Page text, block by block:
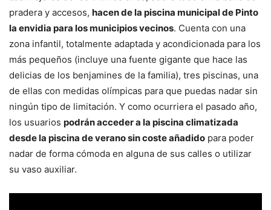
pradera y accesos, hacen de la piscina municipal de Pinto
la envidia para los municipios vecinos. Cuenta con una
zona infantil, totalmente adaptada y acondicionada para los
más pequeños (incluye una fuente gigante que hace las
delicias de los benjamines de la familia), tres piscinas, una
de ellas con medidas olímpicas para que puedas nadar sin
ningún tipo de limitación. Y como ocurriera el pasado año,
los usuarios podrán acceder a la piscina climatizada
desde la piscina de verano sin coste añadido para poder
nadar de forma cómoda en alguna de sus calles o utilizar
su vaso auxiliar.